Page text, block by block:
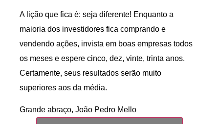
A lição que fica é: seja diferente! Enquanto a
maioria dos investidores fica comprando e
vendendo ações, invista em boas empresas todos
os meses e espere cinco, dez, vinte, trinta anos.
Certamente, seus resultados serão muito
superiores aos da média.
Grande abraço, João Pedro Mello